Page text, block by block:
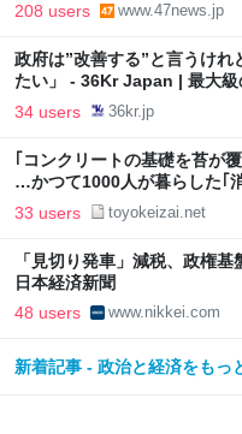
208 users www.47news.jp
政府は”改善する”と言うけ
たい」 - 36Kr Japan | 最大級
ディア
34 users 36kr.jp
｢コンクリートの基礎を苔が
…かつて1000人が暮らした｢
33 users toyokeizai.net
「見切り発車」減税、政権
日本経済新聞
48 users www.nikkei.com
新着記事 - 政治と経済をもっ